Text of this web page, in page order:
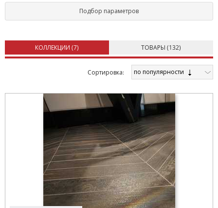
Подбор параметров
КОЛЛЕКЦИИ (7) ТОВАРЫ (132)
Cортировка: по популярности